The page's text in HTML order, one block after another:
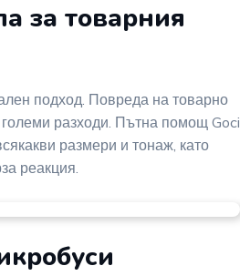
за товарния
подход. Повреда на товарно
разходи. Пътна помощ Goci
размери и тонаж, като
реакция.